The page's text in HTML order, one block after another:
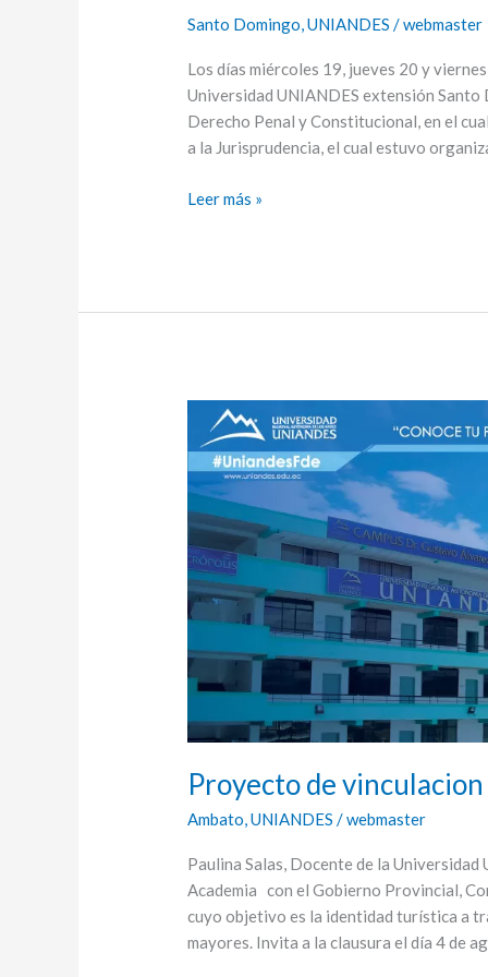
Santo Domingo,UNIANDES /webmaster
Los días miércoles 19, jueves 20 y
Universidad UNIANDES extensión
Derecho Penal y Constitucional, en el
a la Jurisprudencia, el cual estuvo
de
Penal
y
Constitucional
Leer más »
Proyecto de
Ambato,UNIANDES /webmaster
Paulina Salas, Docente de la
Academia con el Gobierno Provincial,
cuyo objetivo es la identidad turística a
mayores. Invita a la clausura el día 4 de
Proyecto
vinculacion
UNIANDES
FDE